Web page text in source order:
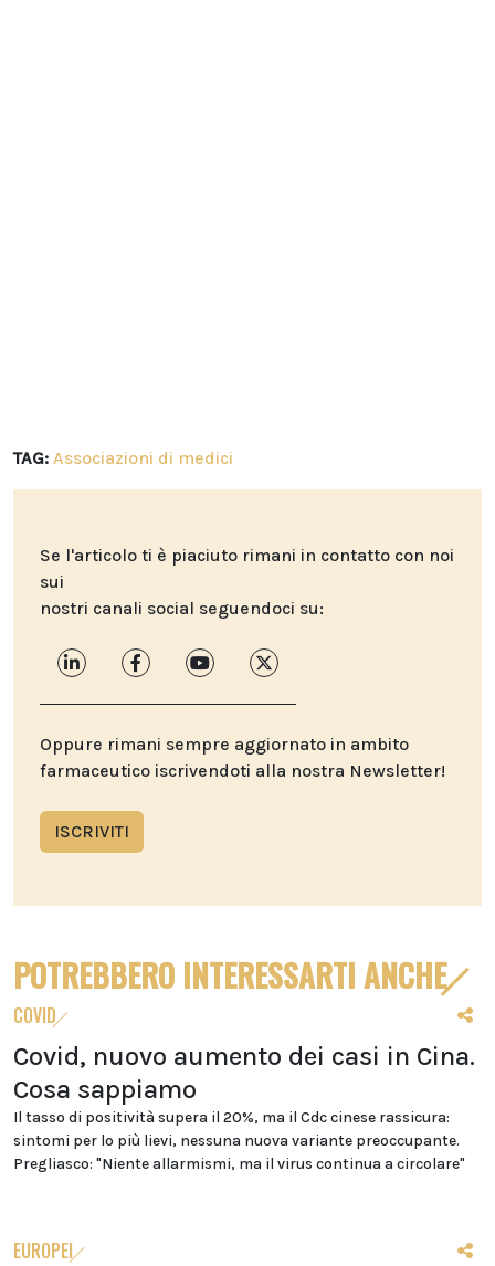
TAG: Associazioni di medici
Se l'articolo ti è piaciuto rimani in contatto con noi
sui
nostri canali social seguendoci su:
Oppure rimani sempre aggiornato in ambito
farmaceutico iscrivendoti alla nostra Newsletter!
ISCRIVITI
POTREBBERO INTERESSARTI ANCHE
COVID
Covid, nuovo aumento dei casi in Cina.
Cosa sappiamo
Il tasso di positività supera il 20%, ma il Cdc cinese rassicura:
sintomi per lo più lievi, nessuna nuova variante preoccupante.
Pregliasco: "Niente allarmismi, ma il virus continua a circolare"
EUROPEI